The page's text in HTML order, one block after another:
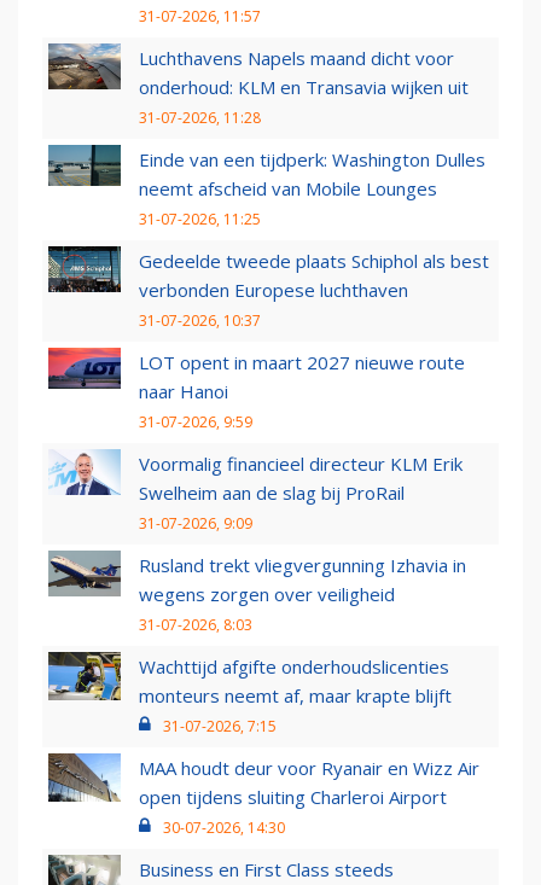
31-07-2026, 11:57
Luchthavens Napels maand dicht voor
onderhoud: KLM en Transavia wijken uit
31-07-2026, 11:28
Einde van een tijdperk: Washington Dulles
neemt afscheid van Mobile Lounges
31-07-2026, 11:25
Gedeelde tweede plaats Schiphol als best
verbonden Europese luchthaven
31-07-2026, 10:37
LOT opent in maart 2027 nieuwe route
naar Hanoi
31-07-2026, 9:59
Voormalig financieel directeur KLM Erik
Swelheim aan de slag bij ProRail
31-07-2026, 9:09
Rusland trekt vliegvergunning Izhavia in
wegens zorgen over veiligheid
31-07-2026, 8:03
Wachttijd afgifte onderhoudslicenties
monteurs neemt af, maar krapte blijft
31-07-2026, 7:15
MAA houdt deur voor Ryanair en Wizz Air
open tijdens sluiting Charleroi Airport
30-07-2026, 14:30
Business en First Class steeds